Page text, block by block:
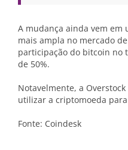
A mudança ainda vem em
mais ampla no mercado
participação do bitcoin no
de 50%.
Notavelmente, a
utilizar a criptomoeda
Fonte: Coindesk